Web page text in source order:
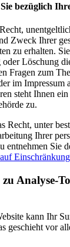
bezüglich
Zweck Ihrer
zu erhalten.
Löschung
Fragen zum
im Impressum
steht Ihnen
zu.
Recht, unter
Ihrer
entnehmen Sie
Analyse-
kann Ihr
geschieht vor